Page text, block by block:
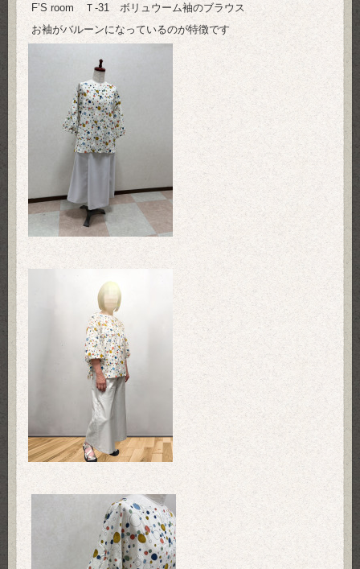
F’S room Ｔ-31 ボリュウーム袖のブラウス
お袖がバルーンになっているのが特徴です